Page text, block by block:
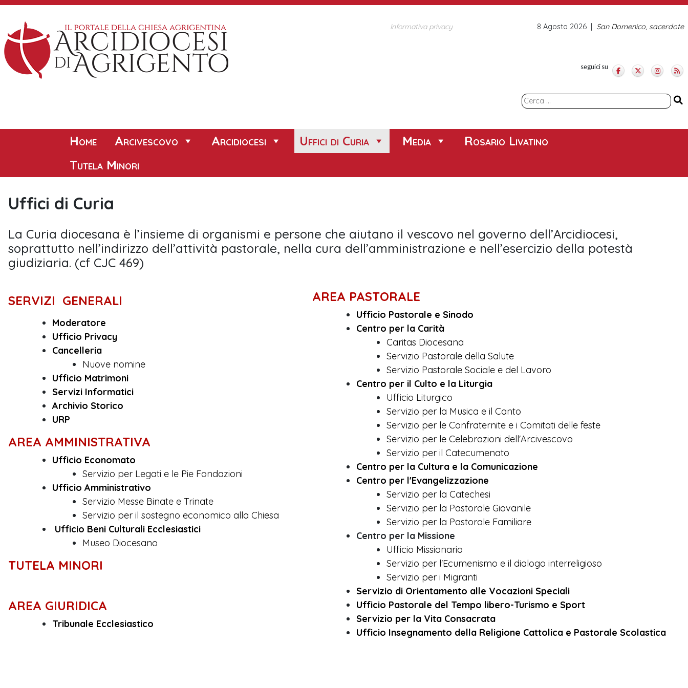
Skip
content
Informativa privacy San Domenico, sacerdote
8 Agosto 2026
seguici su
Ricerca
Home Arcivescovo Arcidiocesi Uffici di Curia Media
Rosario Livatino
Tutela Minori
Uffici di Curia
La Curia diocesana è l’insieme di organismi e persone che aiutano il vescovo nel governo dell’Arcidiocesi,
soprattutto nell’indirizzo dell’attività pastorale, nella cura dell’amministrazione e nell’esercizio della potestà
giudiziaria. (cf CJC 469)
SERVIZI GENERALI
Moderatore
Ufficio Privacy
Cancelleria
Nuove nomine
Ufficio Matrimoni
Servizi Informatici
Archivio Storico
URP
AREA AMMINISTRATIVA
Ufficio Economato
Servizio per Legati e le Pie Fondazioni
Ufficio Amministrativo
Servizio Messe Binate e Trinate
Servizio per il sostegno economico alla Chiesa
Ufficio Beni Culturali Ecclesiastici
Museo Diocesano
TUTELA MINORI
AREA GIURIDICA
Tribunale Ecclesiastico
AREA PASTORALE
Ufficio Pastorale e Sinodo
Centro per la Carità
Caritas Diocesana
Servizio Pastorale della Salute
Servizio Pastorale Sociale e del Lavoro
Centro per il Culto e la Liturgia
Ufficio Liturgico
Servizio per la Musica e il Canto
Servizio per le Confraternite e i Comitati delle feste
Servizio per le Celebrazioni dell'Arcivescovo
Servizio per il Catecumenato
Centro per la Cultura e la Comunicazione
Centro per l'Evangelizzazione
Servizio per la Catechesi
Servizio per la Pastorale Giovanile
Servizio per la Pastorale Familiare
Centro per la Missione
Ufficio Missionario
Servizio per l'Ecumenismo e il dialogo interreligioso
Servizio per i Migranti
Servizio di Orientamento alle Vocazioni Speciali
Ufficio Pastorale del Tempo libero-Turismo e Sport
Servizio per la Vita Consacrata
Ufficio Insegnamento della Religione Cattolica e Pastorale Scolastica